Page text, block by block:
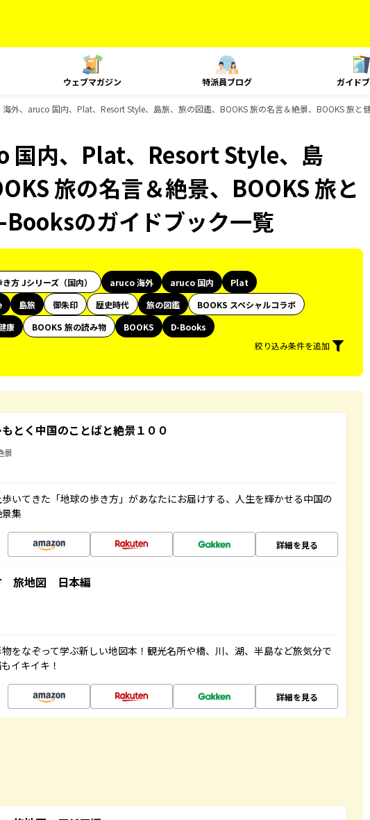
ウェブマガジン 特派員ブログ ガイド
外、aruco 国内、Plat、Resort Style、島旅、旅の図鑑、BOOKS 旅の名言＆絶景、BOOKS 旅と
国内、Plat、Resort Style、島
旅の名言＆絶景、BOOKS 旅と
のガイドブック一覧
方 Jシリーズ（国内） aruco 海外 aruco 国内
Plat
島旅 御朱印 歴史時代 旅の図鑑
BOOKS スペシャルコラボ
康 BOOKS 旅の読み物 BOOKS
D-Books
絞り込み条件を追加
とく中国のことばと絶景１００
景
いてきた「地球の歩き方」があなたにお届けする、人生を輝かせる中国の
集
詳細を見る
旅地図 日本編
をなぞって学ぶ新しい地図本！観光名所や橋、川、湖、半島など旅気分で
イキイキ！
詳細を見る